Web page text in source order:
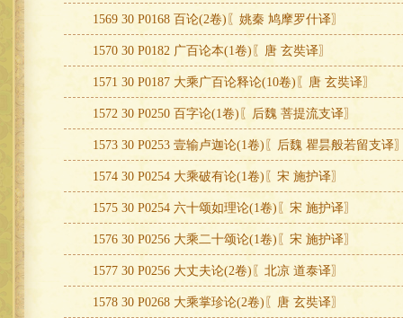
1569 30 P0168 百论(2卷)〖姚秦 鸠摩罗什译〗
1570 30 P0182 广百论本(1卷)〖唐 玄奘译〗
1571 30 P0187 大乘广百论释论(10卷)〖唐 玄奘译〗
1572 30 P0250 百字论(1卷)〖后魏 菩提流支译〗
1573 30 P0253 壹输卢迦论(1卷)〖后魏 瞿昙般若留支译
1574 30 P0254 大乘破有论(1卷)〖宋 施护译〗
1575 30 P0254 六十颂如理论(1卷)〖宋 施护译〗
1576 30 P0256 大乘二十颂论(1卷)〖宋 施护译〗
1577 30 P0256 大丈夫论(2卷)〖北凉 道泰译〗
1578 30 P0268 大乘掌珍论(2卷)〖唐 玄奘译〗